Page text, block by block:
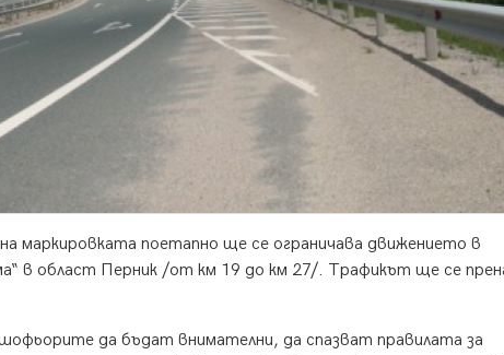
маркировката поетапно ще се ограничава движението в
в област Перник /от км 19 до км 27/. Трафикът ще се
да бъдат внимателни, да спазват правилата за